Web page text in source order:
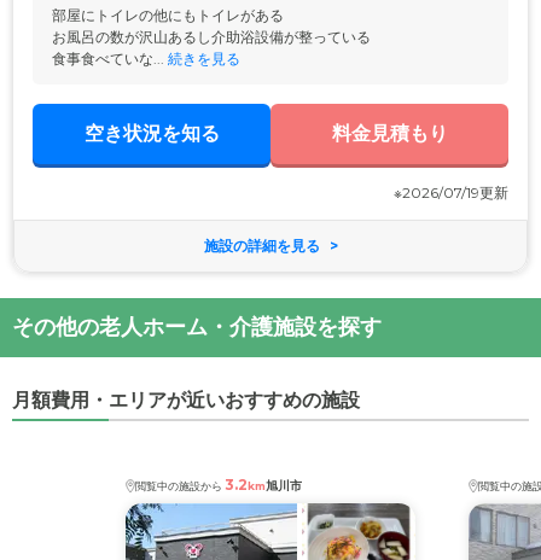
部屋にトイレの他にもトイレがある
お風呂の数が沢山あるし介助浴設備が整っている
食事食べていな... 続きを見る
空き状況を知る 料金見積もり
※2026/07/19更新
施設の詳細を見る
その他の老人ホーム・介護施設を探す
月額費用・エリアが近いおすすめの施設
閲覧中の施設から 3.2km旭川市 閲覧中の施